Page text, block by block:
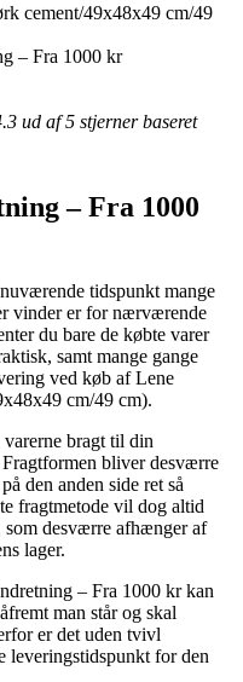
cement/49x48x49 cm/49
– Fra 1000 kr
ud af 5 stjerner baseret
– Fra 1000
tidspunkt mange
vinder er for nærværende
du bare de købte varer
samt mange gange
ved køb af Lene
cm/49 cm).
bragt til din
bliver desværre
den anden side ret så
fragtmetode vil dog altid
som desværre afhænger af
lager.
– Fra 1000 kr kan
man står og skal
er det uden tvivl
leveringstidspunkt for den